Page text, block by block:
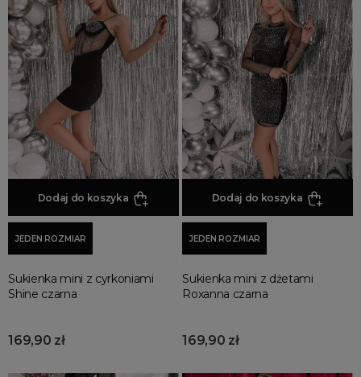
Dodaj do koszyka
JEDEN ROZMIAR
Sukienka mini z cyrkoniami
Shine czarna
169,90 zł
Dodaj do koszyka
JEDEN ROZMIAR
Sukienka mini z dżetami
Roxanna czarna
169,90 zł